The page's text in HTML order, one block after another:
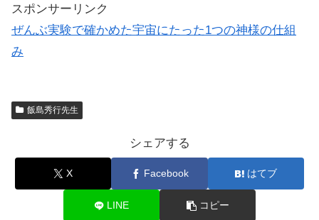
スポンサーリンク
ぜんぶ実験で確かめた宇宙にたった1つの神様の仕組
み
飯島秀行先生
シェアする
X Facebook はてブ
LINE コピー